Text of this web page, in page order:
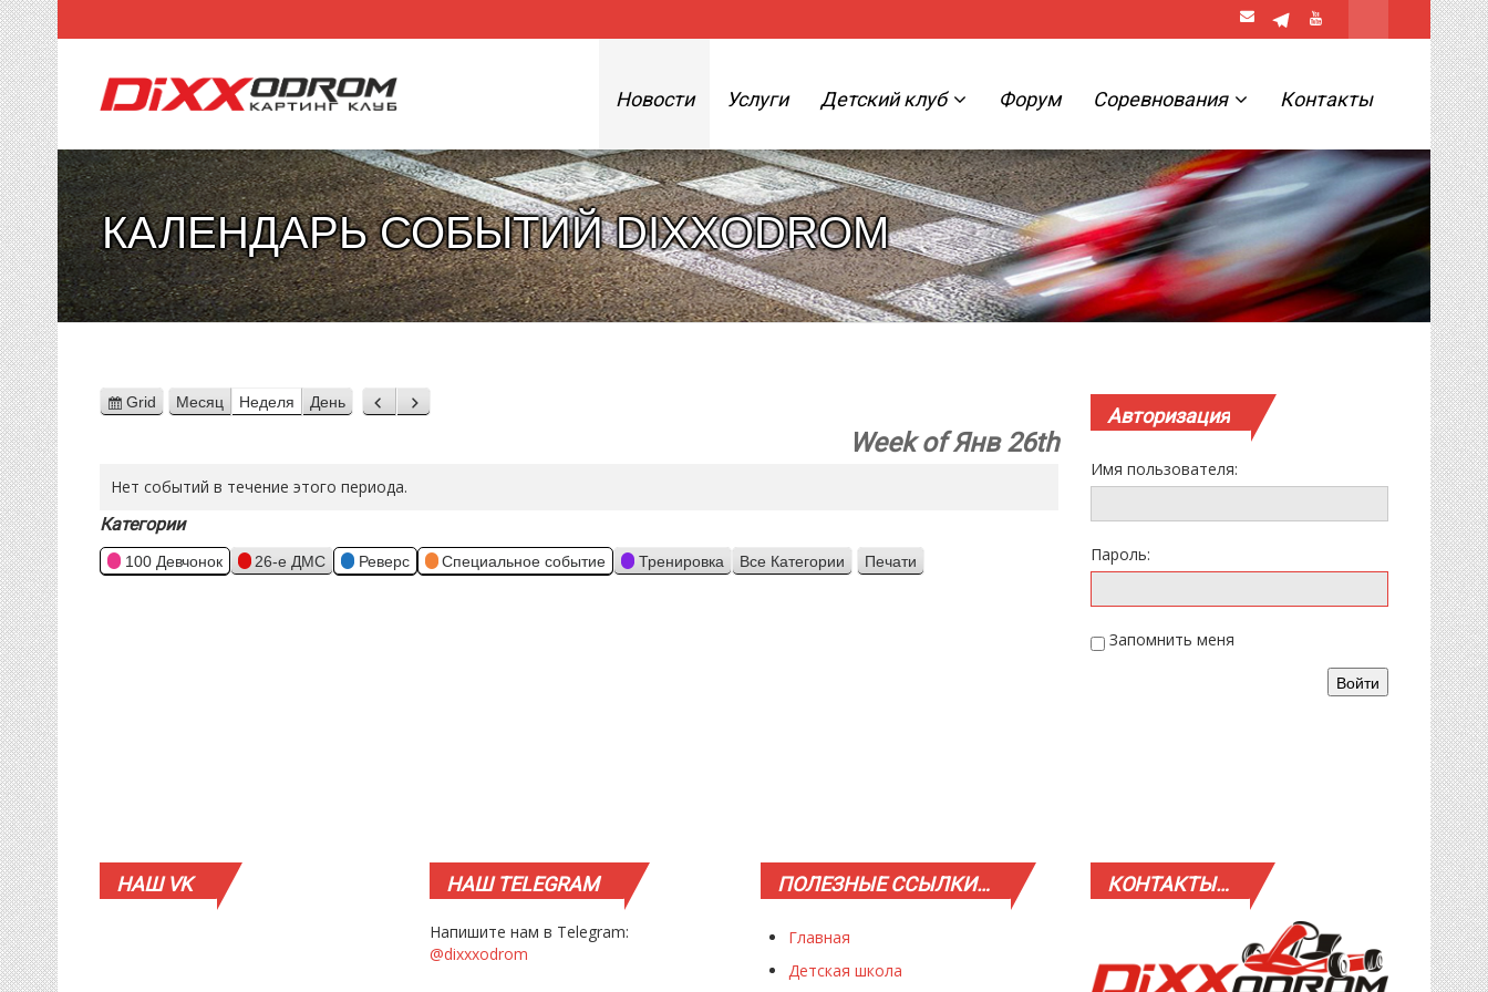
Новости Услуги Детский клуб Форум Соревнования Контакты
КАЛЕНДАРЬ СОБЫТИЙ DIXXODROM
View
Grid Месяц Неделя День Назад
Вперед
Week of Янв 26th
Нет событий в течение этого периода.
Категории
100 Девчонок 26-е ДМС Реверс Специальное событие Тренировка Все Категории Просмотр
Печати
Авторизация
Имя пользователя:
Пароль:
Запомнить меня
Войти
НАШVK НАШTELEGRAM
Напишите нам в Telegram:
@dixxxodrom
ПОЛЕЗНЫЕССЫЛКИ…
Главная
Детская школа
КОНТАКТЫ…